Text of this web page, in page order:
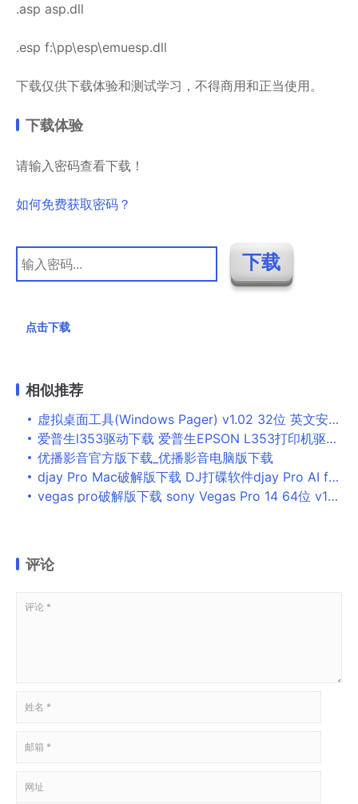
.asp asp.dll
.esp f:\pp\esp\emuesp.dll
下载仅供下载体验和测试学习，不得商用和正当使用。
下载体验
请输入密码查看下载！
如何免费获取密码？
点击下载
相似推荐
虚拟桌面工具(Windows Pager) v1.02 32位 英文安装免费版
爱普生l353驱动下载 爱普生EPSON L353打印机驱动程序 v1.50官方最新版 for Vista 32&64bit
优播影音官方版下载_优播影音电脑版下载
djay Pro Mac破解版下载 DJ打碟软件djay Pro AI for Mac V4.1.9 苹果电脑版
vegas pro破解版下载 sony Vegas Pro 14 64位 v14.0.0.189 官方简体中文版(进阶版)
评论